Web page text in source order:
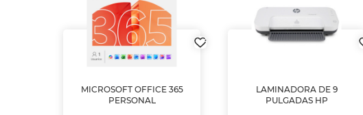
MICROSOFT OFFICE 365
PERSONAL
LAMINADORA DE 9
PULGADAS HP